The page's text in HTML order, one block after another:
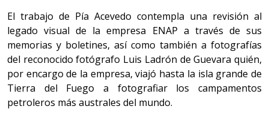
El trabajo de Pía Acevedo contempla una revisión al
legado visual de la empresa ENAP a través de sus
memorias y boletines, así como también a fotografías
del reconocido fotógrafo Luis Ladrón de Guevara quién,
por encargo de la empresa, viajó hasta la isla grande de
Tierra del Fuego a fotografiar los campamentos
petroleros más australes del mundo.